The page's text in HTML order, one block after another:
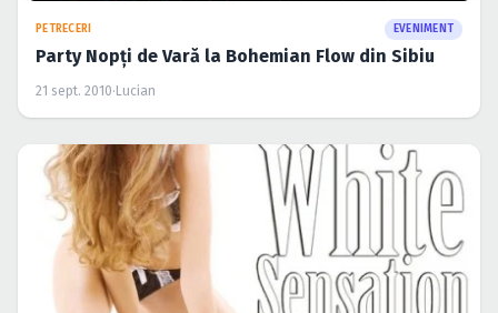
PETRECERI EVENIMENT
Party Nopţi de Vară la Bohemian Flow din Sibiu
21 sept. 2010· Lucian